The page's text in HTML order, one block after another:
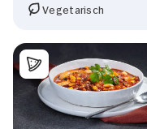
Zustimmung
Vegetarisch